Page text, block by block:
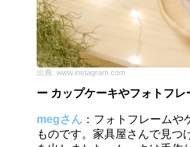
出典: www.instagram.com
ー カップケーキやフォトフレ
megさん ：フォトフレーム
ものです。家具屋さんで見つ